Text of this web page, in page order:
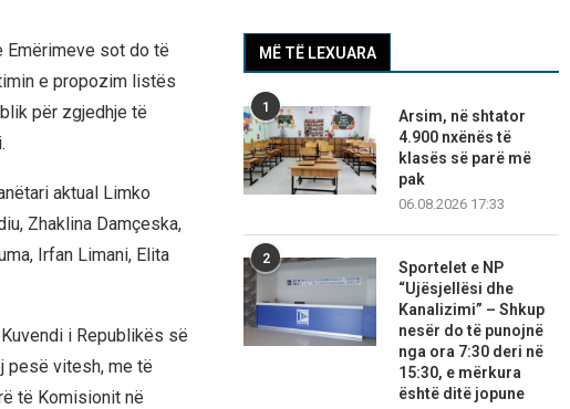
Emërimeve sot do të
e propozim listës
për zgjedhje të
aktual Limko
Zhaklina Damçeska,
Irfan Limani, Elita
i Republikës së
pesë vitesh, me të
të Komisionit në
MË TË LEXUARA
1
Arsim, në shtator
4.900 nxënës të
klasës së parë më
pak
06.08.2026 17:33
2
Sportelet e NP
“Ujësjellësi dhe
Kanalizimi” – Shkup
nesër do të punojnë
nga ora 7:30 deri në
15:30, e mërkura
është ditë jopune